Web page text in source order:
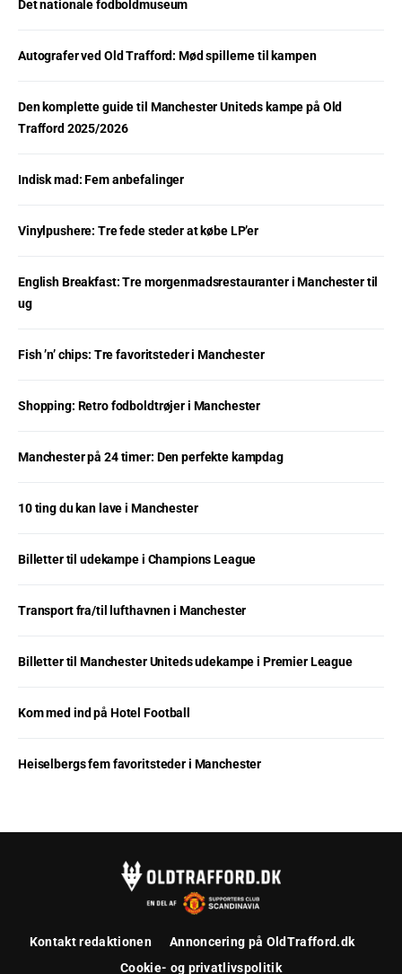
Det nationale fodboldmuseum
Autografer ved Old Trafford: Mød spillerne til kampen
Den komplette guide til Manchester Uniteds kampe på Old
Trafford 2025/2026
Indisk mad: Fem anbefalinger
Vinylpushere: Tre fede steder at købe LP’er
English Breakfast: Tre morgenmadsrestauranter i Manchester til
ug
Fish ’n’ chips: Tre favoritsteder i Manchester
Shopping: Retro fodboldtrøjer i Manchester
Manchester på 24 timer: Den perfekte kampdag
10 ting du kan lave i Manchester
Billetter til udekampe i Champions League
Transport fra/til lufthavnen i Manchester
Billetter til Manchester Uniteds udekampe i Premier League
Kom med ind på Hotel Football
Heiselbergs fem favoritsteder i Manchester
Kontakt redaktionen
Annoncering på OldTrafford.dk
Cookie- og privatlivspolitik